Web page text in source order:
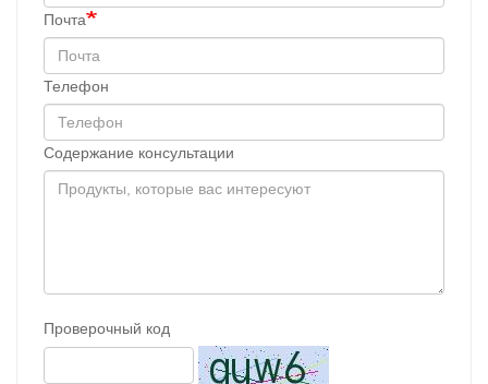
Почта
Телефон
Содержание консультации
Проверочный код